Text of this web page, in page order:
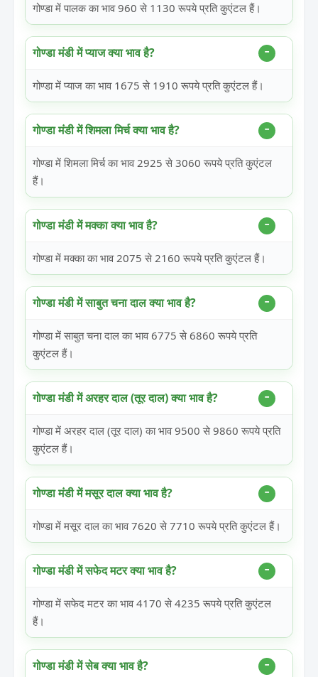
गोण्डा में पालक का भाव 960 से 1130 रूपये प्रति कुएंटल हैं।
गोण्डा मंडी में प्याज क्या भाव है?
गोण्डा में प्याज का भाव 1675 से 1910 रूपये प्रति कुएंटल हैं।
गोण्डा मंडी में शिमला मिर्च क्या भाव है?
गोण्डा में शिमला मिर्च का भाव 2925 से 3060 रूपये प्रति कुएंटल
हैं।
गोण्डा मंडी में मक्का क्या भाव है?
गोण्डा में मक्का का भाव 2075 से 2160 रूपये प्रति कुएंटल हैं।
गोण्डा मंडी में साबुत चना दाल क्या भाव है?
गोण्डा में साबुत चना दाल का भाव 6775 से 6860 रूपये प्रति
कुएंटल हैं।
गोण्डा मंडी में अरहर दाल (तूर दाल) क्या भाव है?
गोण्डा में अरहर दाल (तूर दाल) का भाव 9500 से 9860 रूपये प्रति
कुएंटल हैं।
गोण्डा मंडी में मसूर दाल क्या भाव है?
गोण्डा में मसूर दाल का भाव 7620 से 7710 रूपये प्रति कुएंटल हैं।
गोण्डा मंडी में सफेद मटर क्या भाव है?
गोण्डा में सफेद मटर का भाव 4170 से 4235 रूपये प्रति कुएंटल
हैं।
गोण्डा मंडी में सेब क्या भाव है?